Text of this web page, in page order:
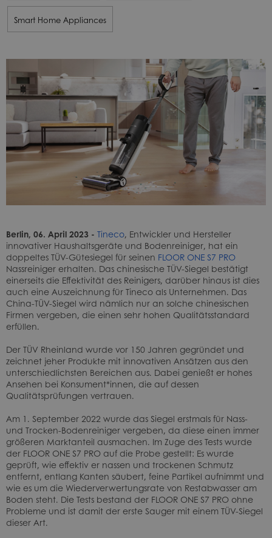
Smart Home Appliances
Berlin, 06. April 2023 - Tineco, Entwickler und Hersteller
innovativer Haushaltsgeräte und Bodenreiniger, hat ein
doppeltes TÜV-Gütesiegel für seinen FLOOR ONE S7 PRO
Nassreiniger erhalten. Das chinesische TÜV-Siegel bestätigt
einerseits die Effektivität des Reinigers, darüber hinaus ist dies
auch eine Auszeichnung für Tineco als Unternehmen. Das
China-TÜV-Siegel wird nämlich nur an solche chinesischen
Firmen vergeben, die einen sehr hohen Qualitätsstandard
erfüllen.
Der TÜV Rheinland wurde vor 150 Jahren gegründet und
zeichnet jeher Produkte mit innovativen Ansätzen aus den
unterschiedlichsten Bereichen aus. Dabei genießt er hohes
Ansehen bei Konsument*innen, die auf dessen
Qualitätsprüfungen vertrauen.
Am 1. September 2022 wurde das Siegel erstmals für Nass-
und Trocken-Bodenreiniger vergeben, da diese einen immer
größeren Marktanteil ausmachen. Im Zuge des Tests wurde
der FLOOR ONE S7 PRO auf die Probe gestellt: Es wurde
geprüft, wie effektiv er nassen und trockenen Schmutz
entfernt, entlang Kanten säubert, feine Partikel aufnimmt und
wie es um die Wiederverwertungsrate von Restabwasser am
Boden steht. Die Tests bestand der FLOOR ONE S7 PRO ohne
Probleme und ist damit der erste Sauger mit einem TÜV-Siegel
dieser Art.